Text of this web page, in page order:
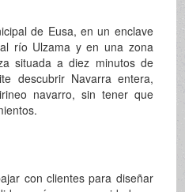
de Eusa, en un enclave
río Ulzama y en una zona
situada a diez minutos de
descubrir Navarra entera,
navarro, sin tener que
con clientes para diseñar